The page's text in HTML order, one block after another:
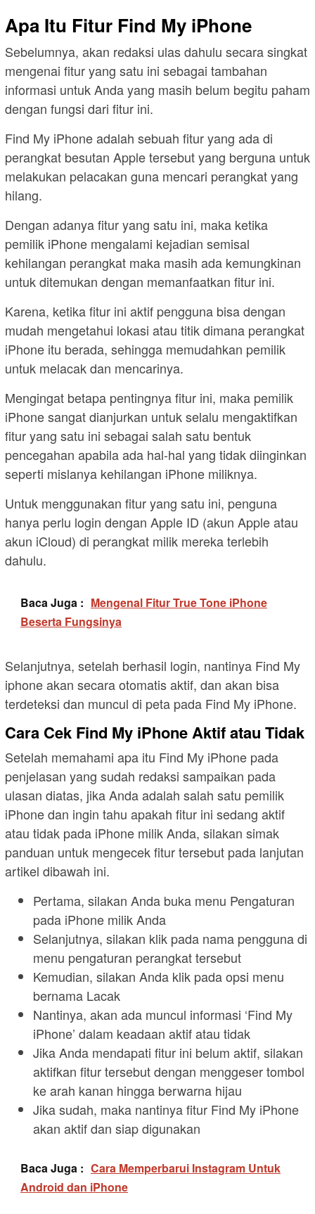
Apa Itu Fitur Find My iPhone
Sebelumnya, akan redaksi ulas dahulu secara singkat
mengenai fitur yang satu ini sebagai tambahan
informasi untuk Anda yang masih belum begitu paham
dengan fungsi dari fitur ini.
Find My iPhone adalah sebuah fitur yang ada di
perangkat besutan Apple tersebut yang berguna untuk
melakukan pelacakan guna mencari perangkat yang
hilang.
Dengan adanya fitur yang satu ini, maka ketika
pemilik iPhone mengalami kejadian semisal
kehilangan perangkat maka masih ada kemungkinan
untuk ditemukan dengan memanfaatkan fitur ini.
Karena, ketika fitur ini aktif pengguna bisa dengan
mudah mengetahui lokasi atau titik dimana perangkat
iPhone itu berada, sehingga memudahkan pemilik
untuk melacak dan mencarinya.
Mengingat betapa pentingnya fitur ini, maka pemilik
iPhone sangat dianjurkan untuk selalu mengaktifkan
fitur yang satu ini sebagai salah satu bentuk
pencegahan apabila ada hal-hal yang tidak diinginkan
seperti mislanya kehilangan iPhone miliknya.
Untuk menggunakan fitur yang satu ini, penguna
hanya perlu login dengan Apple ID (akun Apple atau
akun iCloud) di perangkat milik mereka terlebih
dahulu.
Baca Juga : Mengenal Fitur True Tone iPhone
Beserta Fungsinya
Selanjutnya, setelah berhasil login, nantinya Find My
iphone akan secara otomatis aktif, dan akan bisa
terdeteksi dan muncul di peta pada Find My iPhone.
Cara Cek Find My iPhone Aktif atau Tidak
Setelah memahami apa itu Find My iPhone pada
penjelasan yang sudah redaksi sampaikan pada
ulasan diatas, jika Anda adalah salah satu pemilik
iPhone dan ingin tahu apakah fitur ini sedang aktif
atau tidak pada iPhone milik Anda, silakan simak
panduan untuk mengecek fitur tersebut pada lanjutan
artikel dibawah ini.
Pertama, silakan Anda buka menu Pengaturan
pada iPhone milik Anda
Selanjutnya, silakan klik pada nama pengguna di
menu pengaturan perangkat tersebut
Kemudian, silakan Anda klik pada opsi menu
bernama Lacak
Nantinya, akan ada muncul informasi ‘Find My
iPhone’ dalam keadaan aktif atau tidak
Jika Anda mendapati fitur ini belum aktif, silakan
aktifkan fitur tersebut dengan menggeser tombol
ke arah kanan hingga berwarna hijau
Jika sudah, maka nantinya fitur Find My iPhone
akan aktif dan siap digunakan
Baca Juga : Cara Memperbarui Instagram Untuk
Android dan iPhone